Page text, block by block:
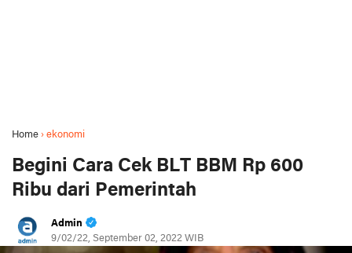
Home › ekonomi
Begini Cara Cek BLT BBM Rp 600
Ribu dari Pemerintah
Admin
9/02/22, September 02, 2022 WIB